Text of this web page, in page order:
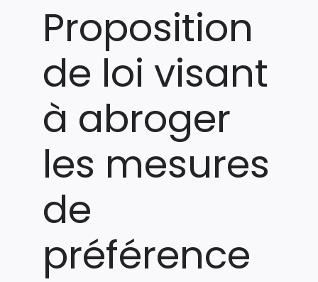
Proposition
de loi visant
à abroger
les mesures
de
préférence